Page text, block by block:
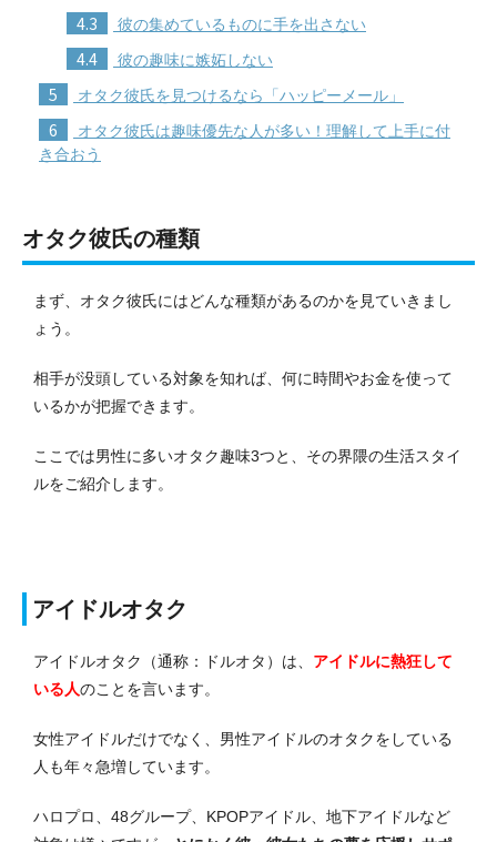
4.3 彼の集めているものに手を出さない
4.4 彼の趣味に嫉妬しない
5 オタク彼氏を見つけるなら「ハッピーメール」
6
オタク彼氏は趣味優先な人が多い！理解して上手に付
き合おう
オタク彼氏の種類
まず、オタク彼氏にはどんな種類があるのかを見ていきまし
ょう。
相手が没頭している対象を知れば、何に時間やお金を使って
いるかが把握できます。
ここでは男性に多いオタク趣味3つと、その界隈の生活スタイ
ルをご紹介します。
アイドルオタク
アイドルオタク（通称：ドルオタ）は、 アイドルに熱狂して
いる人のことを言います。
女性アイドルだけでなく、男性アイドルのオタクをしている
人も年々急増しています。
ハロプロ、48グループ、KPOPアイドル、地下アイドルなど